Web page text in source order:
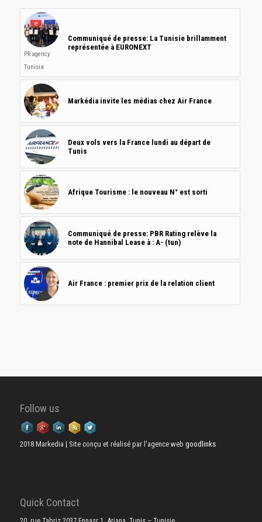
PR agency
Tunisia
Communiqué de presse: La Tunisie brillamment
représentée à EURONEXT
Markédia invite les médias chez Air France
Deux vols vers la France lundi au départ de
Tunis
Afrique Tourisme : le nouveau N° est sorti
Communiqué de presse: PBR Rating relève la
note de Hannibal Lease à : A- (tun)
Air France : premier prix de la relation client
Follow us
2018 Markedia | Site conçu et réalisé par l'agence web goodlinks
Quick Contact